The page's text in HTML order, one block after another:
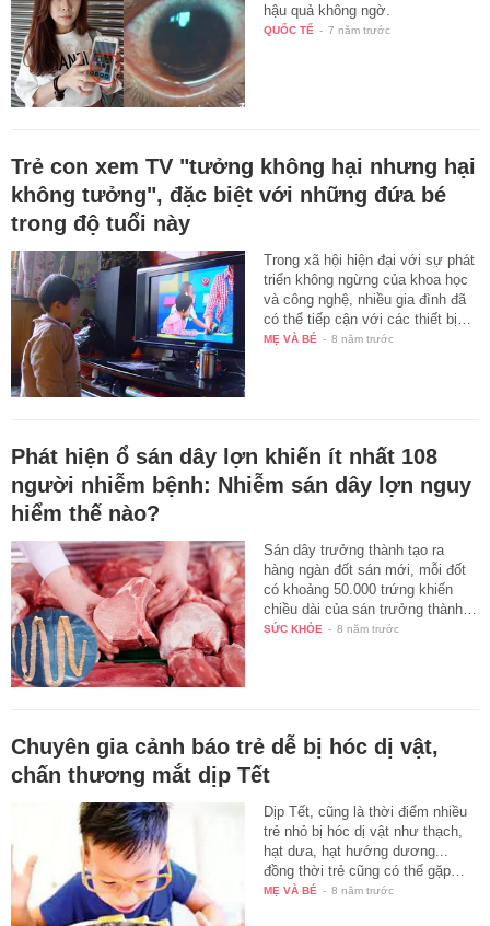
hậu quả không ngờ.
QUỐC TẾ - 7 năm trước
Trẻ con xem TV "tưởng không hại nhưng hại
không tưởng", đặc biệt với những đứa bé
trong độ tuổi này
Trong xã hội hiện đại với sự phát
triển không ngừng của khoa học
và công nghệ, nhiều gia đình đã
có thể tiếp cận với các thiết bị…
MẸ VÀ BÉ - 8 năm trước
Phát hiện ổ sán dây lợn khiến ít nhất 108
người nhiễm bệnh: Nhiễm sán dây lợn nguy
hiểm thế nào?
Sán dây trưởng thành tạo ra
hàng ngàn đốt sán mới, mỗi đốt
có khoảng 50.000 trứng khiến
chiều dài của sán trưởng thành…
SỨC KHỎE - 8 năm trước
Chuyên gia cảnh báo trẻ dễ bị hóc dị vật,
chấn thương mắt dịp Tết
Dịp Tết, cũng là thời điểm nhiều
trẻ nhỏ bị hóc dị vật như thạch,
hạt dưa, hạt hướng dương...
đồng thời trẻ cũng có thể gặp…
MẸ VÀ BÉ - 8 năm trước